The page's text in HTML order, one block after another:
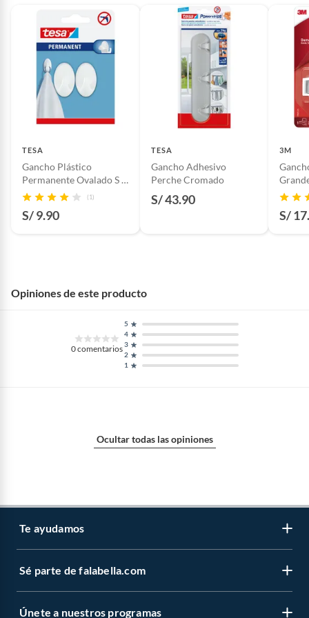
Alimentos, bebidas, fórmulas y leches para bebés.
Productos hechos a medida.
Pinturas de color a pedido.
Plantas.
Productos que hayan sido previamente instalados.
Baterías de auto.
Motocicletas y bicicletas motorizadas.
Licores y cigarros electrónicos.
TESA
Gancho Plástico
Permanente Ovalado S x
2 unid.
(1)
S/ 9.90
TESA
Gancho Adhesivo
Perche Cromado
S/ 43.90
3M
S/
Opiniones de este producto
0comentarios
1
2
3
4
5
Ocultar todas las opiniones
Te ayudamos
Atención por WhatsApp
Sé parte de falabella.com
Trabaja con nosotros
Únete a nuestros programas